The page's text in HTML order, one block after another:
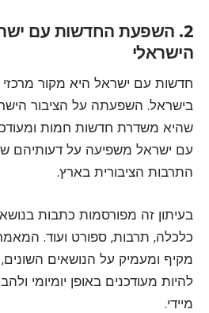
2. השפעת החדשות עם
הישראלי
חדשות עם ישראל היא מקור
בישראל. השפעתה על הציבור
שהיא משדרת חדשות חמות
עם ישראל משפיעה על דעותיהם
התרבות הציבורית בארץ.
בעיתון זה מפורסמות כתבות
כלכלה, תרבות, ספורט ועוד.
מקיף ומעמיק על הנושאים
להיות מעודכנים באופן יומיומי
מיידי.